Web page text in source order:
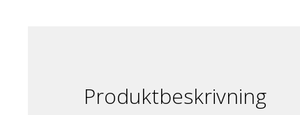
Produktbeskrivning